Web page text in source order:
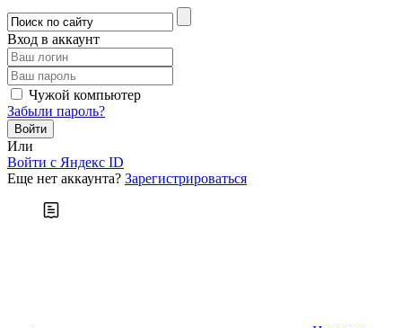
Вход в аккаунт
Чужой компьютер
Забыли пароль?
Или
Войти c Яндекс ID
Еще нет аккаунта? Зарегистрироваться